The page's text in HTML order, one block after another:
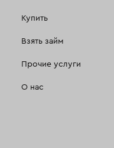
Купить
Взять займ
Прочие услуги
О нас